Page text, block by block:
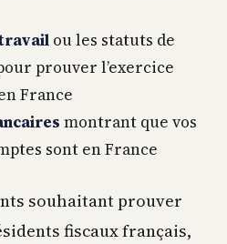
ou les statuts de
prouver l’exercice
France
montrant que vos
sont en France
souhaitant prouver
fiscaux français,